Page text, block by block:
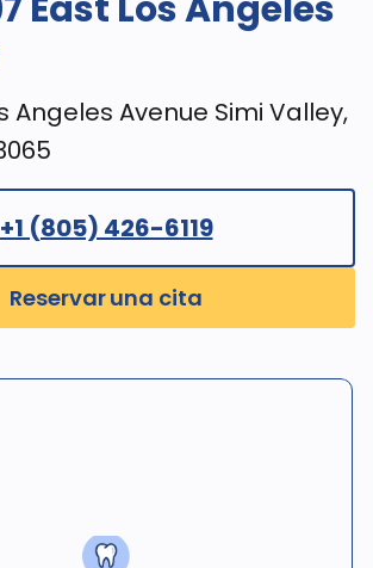
Angeles Avenue Simi Valley,
Reservar una cita
+1 (805) 426-6119